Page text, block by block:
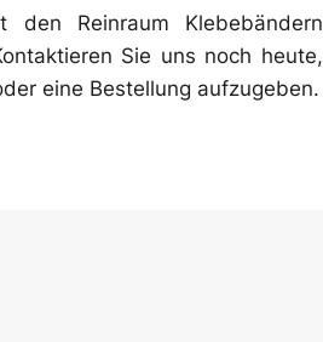
den Reinraum Klebebändern
Sie uns noch heute,
eine Bestellung aufzugeben.